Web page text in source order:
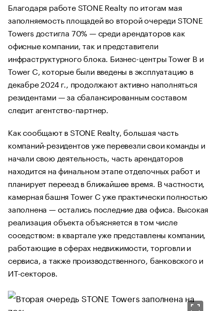
Благодаря работе STONE Realty по итогам мая
заполняемость площадей во второй очереди STONE
Towers достигла 70% — среди арендаторов как
офисные компании, так и представители
инфраструктурного блока. Бизнес-центры Tower B и
Tower C, которые были введены в эксплуатацию в
декабре 2024 г., продолжают активно наполняться
резидентами — за сбалансированным составом
следит агентство-партнер.
Как сообщают в STONE Realty, большая часть
компаний-резидентов уже перевезли свои команды и
начали свою деятельность, часть арендаторов
находится на финальном этапе отделочных работ и
планирует переезд в ближайшее время. В частности,
камерная башня Tower C уже практически полностью
заполнена — остались последние два офиса. Высокая
реализация объекта объясняется в том числе
соседством: в квартале уже представлены компании,
работающие в сферах недвижимости, торговли и
сервиса, а также производственного, банковского и
ИТ-секторов.